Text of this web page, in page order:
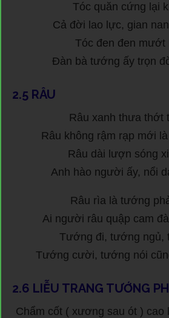
Tóc quăn cứng lại
Cả đời lao lực, gian
Tóc đen đen mướt
Đàn bà tướng ấy trọn
2.5 RÂU
Râu xanh thưa thớt
Râu không rậm rạp mới
Râu dài lượn sóng
Anh hào người ấy, nổi
Râu rìa là tướng
Ai người râu quập cam
Tướng đi, tướng ngủ,
Tướng cười, tướng nói
2.6 LIỄU TRANG TƯỚNG
Chẩm cốt ( xương sau ót ) cao